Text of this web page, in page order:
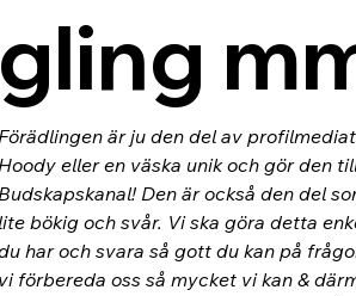
är ju den del av
eller en väska unik och gör den
Den är också den del
bökig och svår. Vi ska göra detta
har och svara så gott du kan på
förbereda oss så mycket vi kan &